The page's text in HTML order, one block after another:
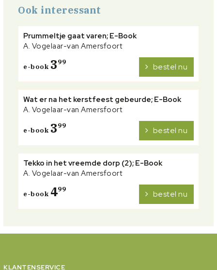
Ook interessant
Prummeltje gaat varen; E-Book
A. Vogelaar-van Amersfoort
e-book 399 bestel nu
Wat er na het kerstfeest gebeurde; E-Book
A. Vogelaar-van Amersfoort
e-book 399 bestel nu
Tekko in het vreemde dorp (2); E-Book
A. Vogelaar-van Amersfoort
e-book 499 bestel nu
KLANTENSERVICE